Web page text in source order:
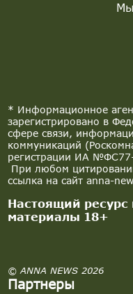
* Информационное
зарегистрировано в
сфере связи,
коммуникаций
регистрации ИА
При любом
ссылка на сайт anna-
Настоящий
материалы 18+
© ANNA NEWS 2026
Партнеры